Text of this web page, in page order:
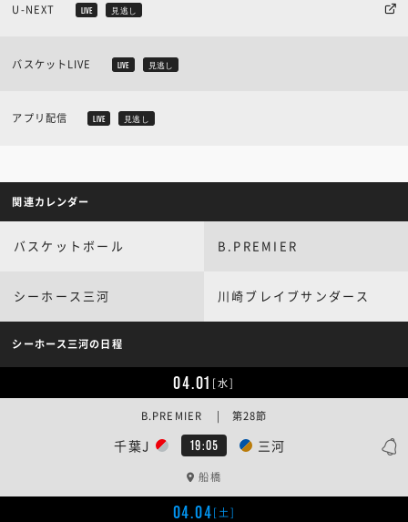
U-NEXT LIVE 見逃し
バスケットLIVE LIVE 見逃し
アプリ配信 LIVE 見逃し
関連カレンダー
バスケットボール B.PREMIER
シーホース三河 川崎ブレイブサンダース
シーホース三河の日程
04.01 [水]
千葉J 19:05 三河
B.PREMIER | 第28節
船橋
04.04[土]